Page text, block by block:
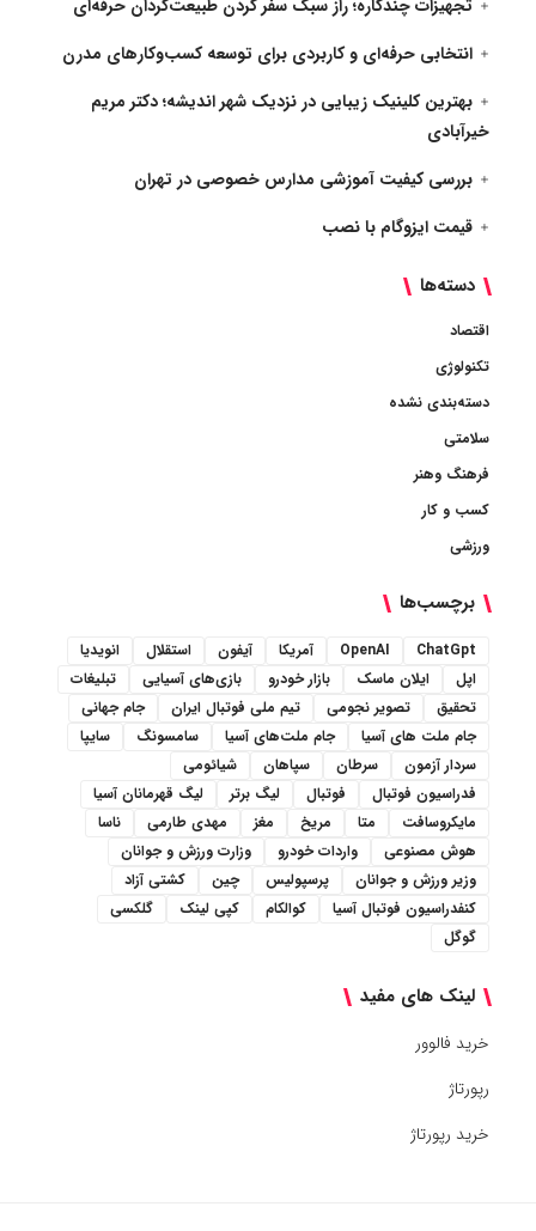
تجهیزات چندکاره؛ راز سبک سفر کردن طبیعت‌گردان حرفه‌ای
انتخابی حرفه‌ای و کاربردی برای توسعه کسب‌وکارهای مدرن
بهترین کلینیک زیبایی در نزدیک شهر اندیشه؛ دکتر مریم
خیرآبادی
بررسی کیفیت آموزشی مدارس خصوصی در تهران
قیمت ایزوگام با نصب
دسته‌ها
اقتصاد
تکنولوژی
دسته‌بندی نشده
سلامتی
فرهنگ وهنر
کسب و کار
ورزشی
برچسب‌ها
ChatGpt
OpenAI آمریکا آیفون استقلال
انویدیا
اپل
ایلان ماسک بازار خودرو بازی‌های آسیایی
تبلیغات
تحقیق
تصویر نجومی تیم ملی فوتبال ایران
جام جهانی
جام ملت های آسیا
جام ملت‌های آسیا سامسونگ
سایپا
سردار آزمون
سرطان سپاهان
شیائومی
فدراسیون فوتبال
فوتبال لیگ برتر
لیگ قهرمانان آسیا
مایکروسافت
متا مریخ مغز مهدی طارمی
ناسا
هوش مصنوعی
واردات خودرو
وزارت ورزش و جوانان
وزیر ورزش و جوانان
پرسپولیس چین
کشتی آزاد
کنفدراسیون فوتبال آسیا
کوالکام کپی لینک
گلکسی
گوگل
لینک های مفید
خرید فالوور
رپورتاژ
خرید رپورتاژ